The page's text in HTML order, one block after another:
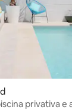
privativa e